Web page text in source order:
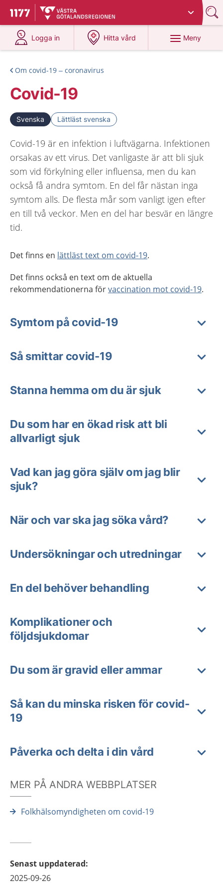
Till startsidan för 1177
Du har valt region
Logga in
på 1177.se
Hitta vård
på 1177.se
Meny
Om covid-19 – coronavirus
Covid-19
Svenska Lättläst svenska
Covid-19 är en infektion i luftvägarna. Infektionen
orsakas av ett virus. Det vanligaste är att bli sjuk
som vid förkylning eller influensa, men du kan
också få andra symtom. En del får nästan inga
symtom alls. De flesta mår som vanligt igen efter
en till två veckor. Men en del har besvär en längre
tid.
Det finns en lättläst text om covid-19.
Det finns också en text om de aktuella
rekommendationerna förvaccination mot covid-19.
Symtom på covid-19
Så smittar covid-19
Stanna hemma om du är sjuk
Du som har en ökad risk att bli
allvarligt sjuk
Vad kan jag göra själv om jag blir
sjuk?
När och var ska jag söka vård?
Undersökningar och utredningar
En del behöver behandling
Komplikationer och
följdsjukdomar
Du som är gravid eller ammar
Så kan du minska risken för covid-
19
Påverka och delta i din vård
MER PÅ ANDRA WEBBPLATSER
Folkhälsomyndigheten om covid-19
Senast uppdaterad:
2025-09-26